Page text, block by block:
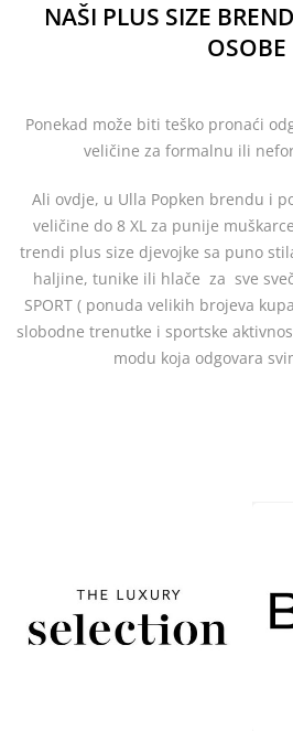
NAŠI PLUS SIZE
OSOBE
Ponekad može biti teško pronaći
veličine za formalnu ili
Ali ovdje, u Ulla Popken brendu i
veličine do 8 XL za punije
trendi plus size djevojke sa puno
haljine, tunike ili hlače za sve
SPORT ( ponuda velikih brojeva
slobodne trenutke i sportske
modu koja odgovara